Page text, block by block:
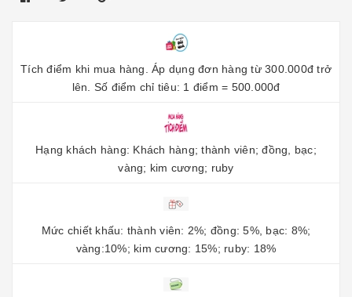
Tích điểm khi mua hàng. Áp dụng đơn hàng từ 300.000đ trở
lên. Số điểm chỉ tiêu: 1 điểm = 500.000đ
Hạng khách hàng: Khách hàng; thành viên; đồng, bạc;
vàng; kim cương; ruby
Mức chiết khấu: thành viên: 2%; đồng: 5%, bạc: 8%;
vàng:10%; kim cương: 15%; ruby: 18%